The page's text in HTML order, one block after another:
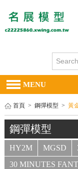
MENU
首頁 > 鋼彈模型 > 黃
鋼彈模型
HY2M MGSD
30 MINUTES